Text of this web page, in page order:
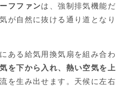
フファンは、強制排気機能だ
が自然に抜ける通り道となり
ある給気用換気扇を組み合わ
を下から入れ、熱い空気を上
を生み出せます。天候に左右